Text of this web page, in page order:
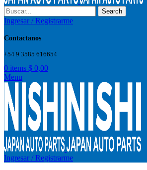
Search
Ingresar / Registrarme
Contactanos
+54 9 3585 616654
0 items $ 0,00
Menu
Ingresar / Registrarme